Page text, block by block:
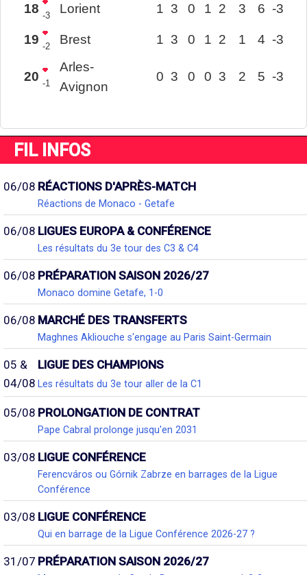
18 -3 Lorient 1 3 0 1 2 3 6 -3
19 -2 Brest 1 3 0 1 2 1 4 -3
20 -1
Arles-
Avignon
0 3 0 0 3 2 5 -3
FIL INFOS
06/08 RÉACTIONS D'APRÈS-MATCH
Réactions de Monaco - Getafe
06/08 LIGUES EUROPA & CONFÉRENCE
Les résultats du 3e tour des C3 & C4
06/08 PRÉPARATION SAISON 2026/27
Monaco domine Getafe, 1-0
06/08 MARCHÉ DES TRANSFERTS
Maghnes Akliouche s'engage au Paris Saint-Germain
05 &
04/08
LIGUE DES CHAMPIONS
Les résultats du 3e tour aller de la C1
05/08 PROLONGATION DE CONTRAT
Pape Cabral prolonge jusqu'en 2031
03/08 LIGUE CONFÉRENCE
Ferencváros ou Górnik Zabrze en barrages de la Ligue
Conférence
03/08 LIGUE CONFÉRENCE
Qui en barrage de la Ligue Conférence 2026-27 ?
31/07 PRÉPARATION SAISON 2026/27